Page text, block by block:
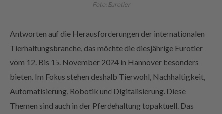
Foto: Eurotier
Antworten auf die Herausforderungen der internationalen
Tierhaltungsbranche, das möchte die diesjährige Eurotier
vom 12. Bis 15. November 2024 in Hannover besonders
bieten. Im Fokus stehen deshalb Tierwohl, Nachhaltigkeit,
Automatisierung, Robotik und Digitalisierung. Diese
Themen sind auch in der Pferdehaltung topaktuell. Das